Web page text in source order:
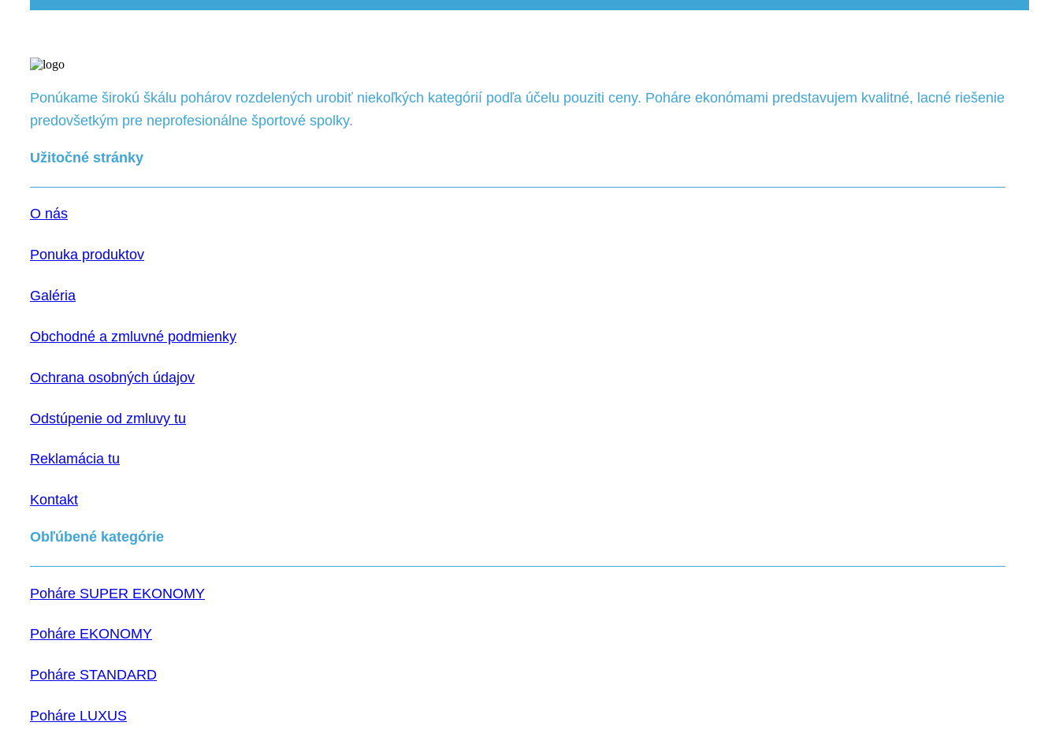
Ponúkame širokú škálu pohárov rozdelených urobiť niekoľkých kategórií podľa účelu pouziti ceny. Poháre ekonómami predstavujem kvalitné, lacné riešenie
predovšetkým pre neprofesionálne športové spolky.
Užitočné stránky
O nás
Ponuka produktov
Galéria
Obchodné a zmluvné podmienky
Ochrana osobných údajov
Odstúpenie od zmluvy tu
Reklamácia tu
Kontakt
Obľúbené kategórie
Poháre SUPER EKONOMY
Poháre EKONOMY
Poháre STANDARD
Poháre LUXUS